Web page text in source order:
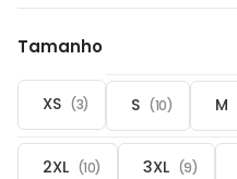
Tamanho
XS (3) S (10) M
2XL (10) 3XL (9)